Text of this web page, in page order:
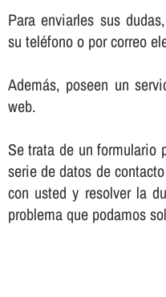
Para enviarles sus
su teléfono o por correo
Además, poseen un
web.
Se trata de un formulario
serie de datos de
con usted y resolver la
problema que podamos